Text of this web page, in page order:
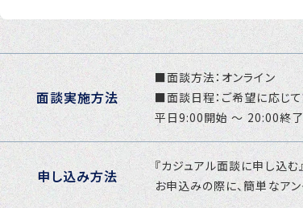
面談実施方法
■面談方法：オンライン
■面談日程：ご希望に応じて
平日9:00開始 〜 20:00終了
申し込み方法
『カジュアル面談に申し込む
お申込みの際に、簡単なア